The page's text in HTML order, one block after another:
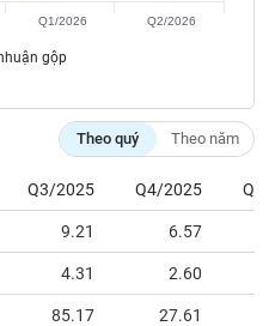
gộp
Q1/2026 Q2/2026
Theo quý Theo năm
Q3/2025 Q4/2025
9.21 6.57
4.31 2.60
85.17 27.61